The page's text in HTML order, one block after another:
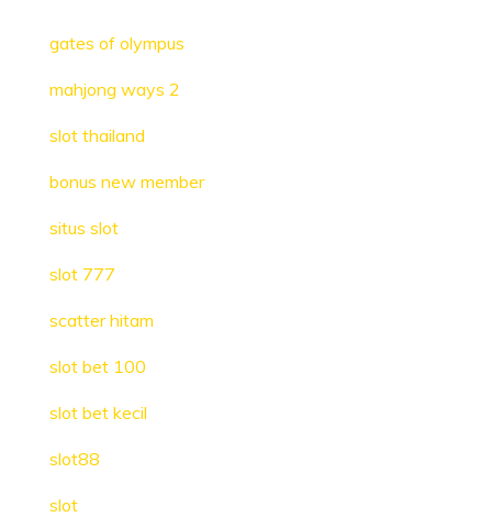
gates of olympus
mahjong ways 2
slot thailand
bonus new member
situs slot
slot 777
scatter hitam
slot bet 100
slot bet kecil
slot88
slot